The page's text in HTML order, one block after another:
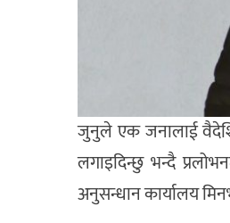
जुनुले एक जनालाई
लगाइदिन्छु भन्दै
अनुसन्धान कार्यालय